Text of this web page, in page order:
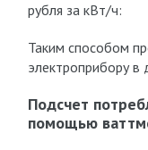
рубля за кВт/ч:
Таким способом
электроприбору в
Подсчет
помощью